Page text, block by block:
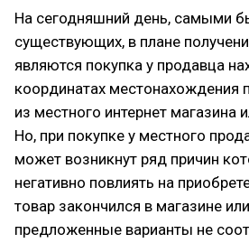
На сегодняшний день, самыми
существующих, в плане
являются покупка у продавца
координатах местонахождения
из местного интернет магазина
Но, при покупке у местного
может возникнут ряд причин
негативно повлиять на
товар закончился в магазине
предложенные варианты не